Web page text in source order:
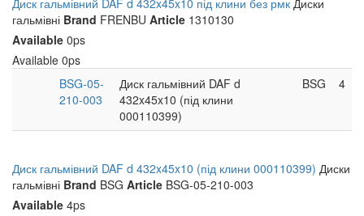
Диск гальмівний DAF d 432x45x10 під клини без рмк Диски
гальмівні Brand FRENBU Article 1310130
Available 0ps
Available 0ps
BSG-05-
210-003
Диск гальмівний DAF d
432x45x10 (під клини
000110399)
BSG 4
Диск гальмівний DAF d 432x45x10 (під клини 000110399) Диски
гальмівні Brand BSG Article BSG-05-210-003
Available 4ps